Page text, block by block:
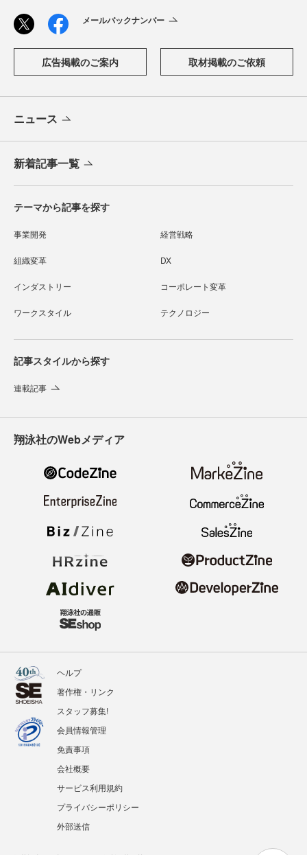
メールバックナンバー
広告掲載のご案内 取材掲載のご依頼
ニュース
新着記事一覧
テーマから記事を探す
事業開発 経営戦略
組織変革 DX
インダストリー コーポレート変革
ワークスタイル テクノロジー
記事スタイルから探す
連載記事
翔泳社のWebメディア
ヘルプ
著作権・リンク
スタッフ募集!
会員情報管理
免責事項
会社概要
サービス利用規約
プライバシーポリシー
外部送信